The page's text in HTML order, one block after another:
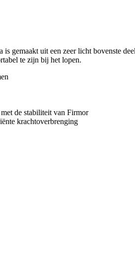
gemaakt uit een zeer licht bovenste
te zijn bij het lopen.
de stabiliteit van Firmor
krachtoverbrenging